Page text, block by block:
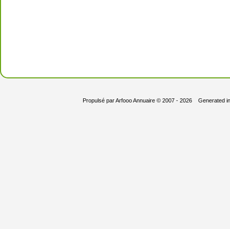
Propulsé parArfooo Annuaire© 2007 - 2026 Generated